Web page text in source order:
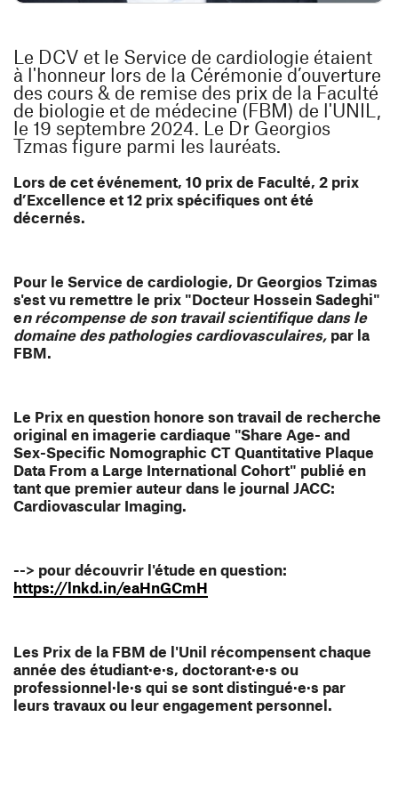
Le DCV et le Service de cardiologie étaient
à l'honneur lors de la Cérémonie d’ouverture
des cours & de remise des prix de la Faculté
de biologie et de médecine (FBM) de l'UNIL,
le 19 septembre 2024. Le Dr Georgios
Tzmas figure parmi les lauréats.
Lors de cet événement, 10 prix de Faculté, 2 prix
d’Excellence et 12 prix spécifiques ont été
décernés.
Pour le Service de cardiologie, Dr Georgios Tzimas
s'est vu remettre le prix "Docteur Hossein Sadeghi"
en récompense de son travail scientifique dans le
domaine des pathologies cardiovasculaires, par la
FBM.
Le Prix en question honore son travail de recherche
original en imagerie cardiaque "Share Age- and
Sex-Specific Nomographic CT Quantitative Plaque
Data From a Large International Cohort" publié en
tant que premier auteur dans le journal JACC:
Cardiovascular Imaging.
--> pour découvrir l'étude en question:
https://lnkd.in/eaHnGCmH
Les Prix de la FBM de l'Unil récompensent chaque
année des étudiant·e·s, doctorant·e·s ou
professionnel·le·s qui se sont distingué·e·s par
leurs travaux ou leur engagement personnel.